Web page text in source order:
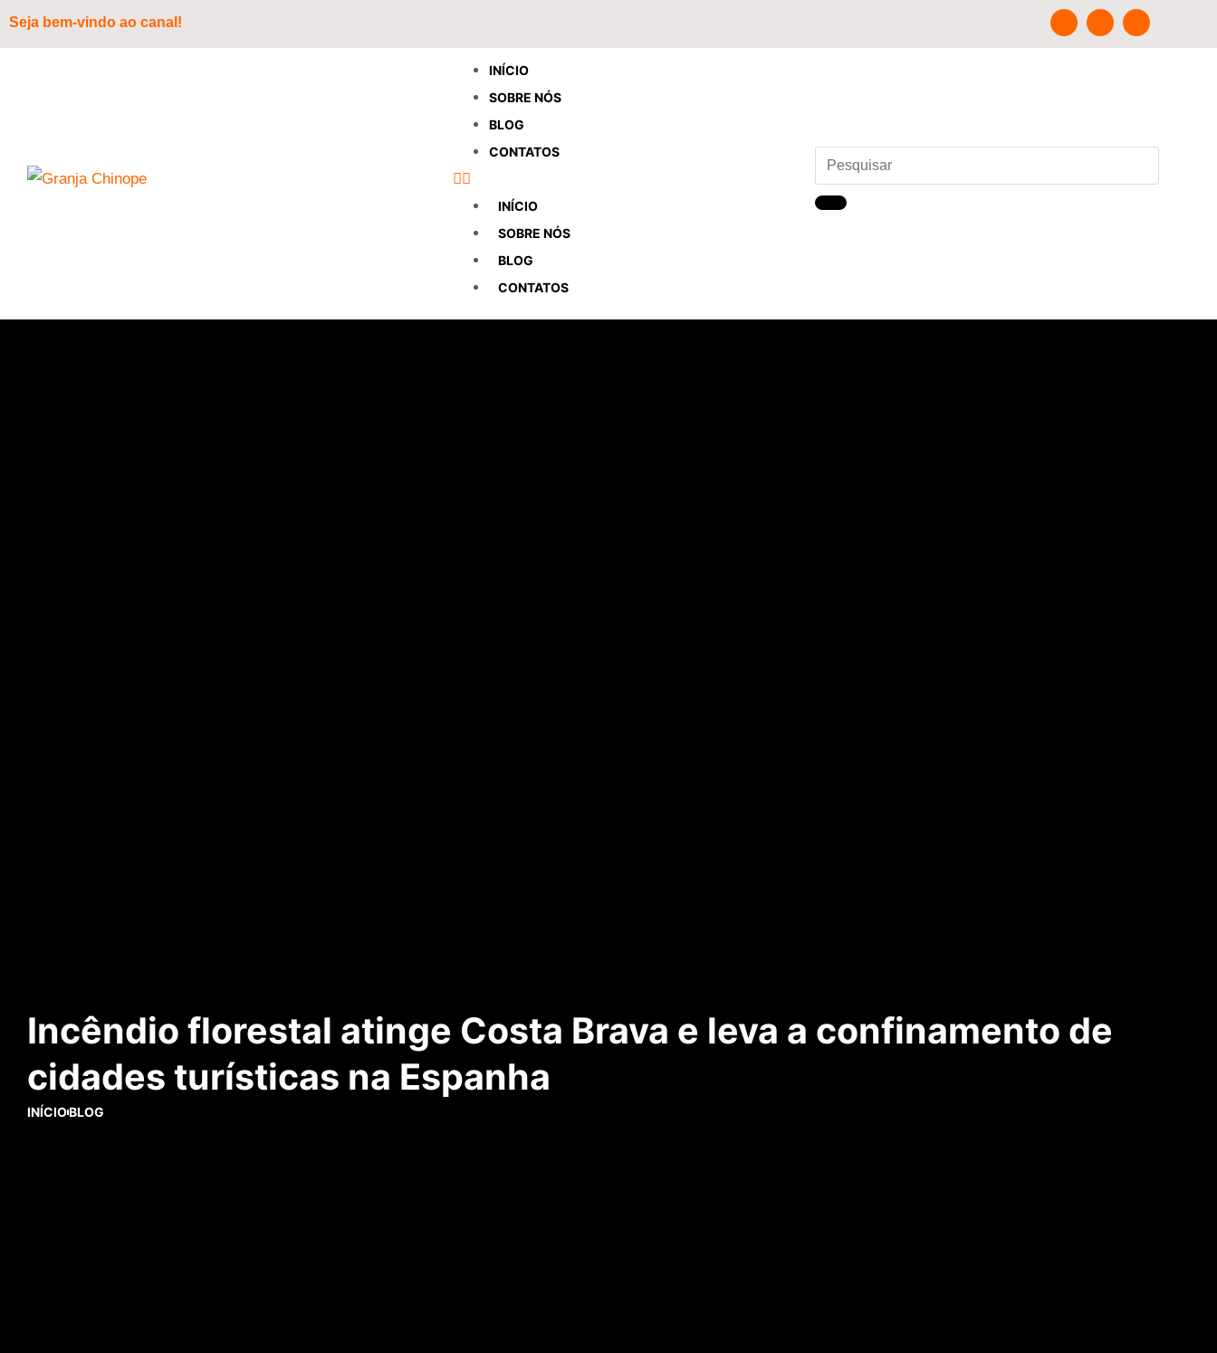
Seja bem-vindo ao canal!
INÍCIO
SOBRE NÓS
BLOG
CONTATOS
INÍCIO
SOBRE NÓS
BLOG
CONTATOS
Incêndio florestal atinge Costa Brava e leva a confinamento de
cidades turísticas na Espanha
INÍCIOBLOG